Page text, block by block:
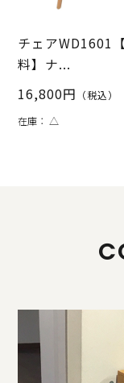
チェアWD1601
料】ナ...
16,800円 （税込）
在庫：△